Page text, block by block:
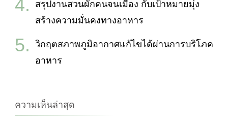
สรุปงานสวนผักคนจนเมือง กับเป้าหมายมุ่ง
สร้างความมั่นคงทางอาหาร
วิกฤตสภาพภูมิอากาศแก้ไขได้ผ่านการบริโภค
อาหาร
ความเห็นล่าสุด